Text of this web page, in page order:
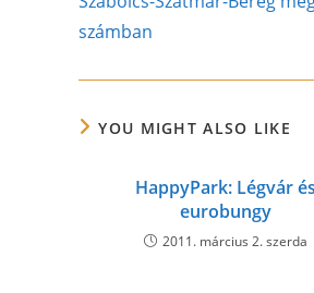
articles
számban
YOU MIGHT ALSO LIKE
HappyPark: Légvár és
eurobungy
2011. március 2. szerda